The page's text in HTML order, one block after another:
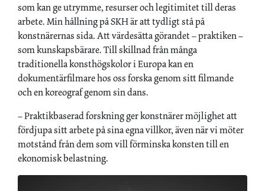
som kan ge utrymme, resurser och legitimitet till deras
arbete. Min hållning på SKH är att tydligt stå på
konstnärernas sida. Att värdesätta görandet – praktiken –
som kunskapsbärare. Till skillnad från många
traditionella konsthögskolor i Europa kan en
dokumentärfilmare hos oss forska genom sitt filmande
och en koreograf genom sin dans.
– Praktikbaserad forskning ger konstnärer möjlighet att
fördjupa sitt arbete på sina egna villkor, även när vi möter
motstånd från dem som vill förminska konsten till en
ekonomisk belastning.